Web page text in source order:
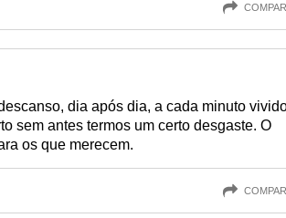
dia após dia, a cada minuto
sem antes termos um certo desgaste. O
os que merecem.